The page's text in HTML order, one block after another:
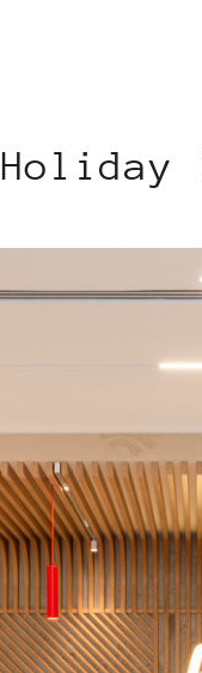
Holiday